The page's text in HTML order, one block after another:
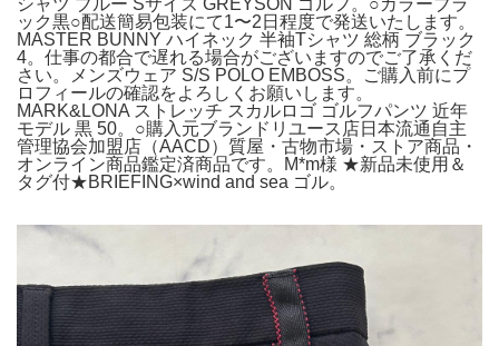
ック黒○配送簡易包装にて1〜2日程度で発送いたします。
MASTER BUNNY ハイネック 半袖Tシャツ 総柄 ブラック
4。仕事の都合で遅れる場合がございますのでご了承くだ
さい。メンズウェア S/S POLO EMBOSS。ご購入前にプ
ロフィールの確認をよろしくお願いします。
MARK&LONA ストレッチ スカルロゴ ゴルフパンツ 近年
モデル 黒 50。○購入元ブランドリユース店日本流通自主
管理協会加盟店（AACD）質屋・古物市場・ストア商品・
オンライン商品鑑定済商品です。M*m様 ★新品未使用＆
タグ付★BRIEFING×wind and sea ゴル。